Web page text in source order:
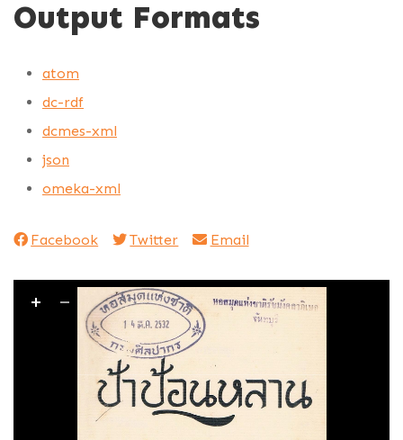
Output Formats
atom
dc-rdf
dcmes-xml
json
omeka-xml
Facebook Twitter Email